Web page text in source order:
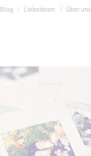
Blog Liebeskram Über uns